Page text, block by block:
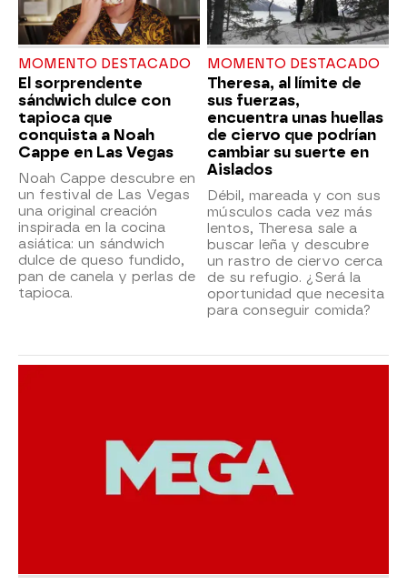
MOMENTO DESTACADO
El sorprendente
sándwich dulce con
tapioca que
conquista a Noah
Cappe en Las Vegas
Noah Cappe descubre en
un festival de Las Vegas
una original creación
inspirada en la cocina
asiática: un sándwich
dulce de queso fundido,
pan de canela y perlas de
tapioca.
MOMENTO DESTACADO
Theresa, al límite de
sus fuerzas,
encuentra unas huellas
de ciervo que podrían
cambiar su suerte en
Aislados
Débil, mareada y con sus
músculos cada vez más
lentos, Theresa sale a
buscar leña y descubre
un rastro de ciervo cerca
de su refugio. ¿Será la
oportunidad que necesita
para conseguir comida?